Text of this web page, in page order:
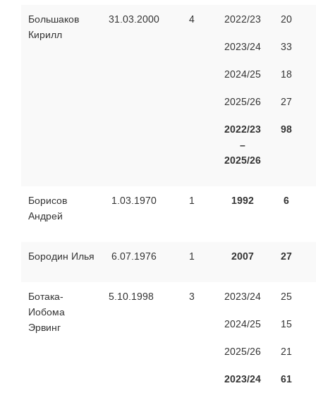
Большаков
Кирилл
31.03.2000 4 2022/23
2023/24
2024/25
2025/26
2022/23
–
2025/26
20
33
18
27
98
Борисов
Андрей
1.03.1970 1 1992 6
Бородин Илья 6.07.1976 1 2007 27
Ботака-
Иобома
Эрвинг
5.10.1998 3 2023/24
2024/25
2025/26
2023/24
25
15
21
61